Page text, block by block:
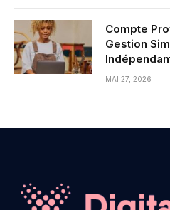
Compte
Gestion
MAI 27, 2026